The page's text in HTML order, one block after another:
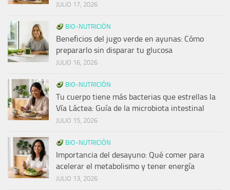
JULIO 17, 2026
BIO-NUTRICIÓN
Beneficios del jugo verde en ayunas: Cómo
prepararlo sin disparar tu glucosa
JULIO 16, 2026
BIO-NUTRICIÓN
Tu cuerpo tiene más bacterias que estrellas la
Vía Láctea: Guía de la microbiota intestinal
JULIO 15, 2026
BIO-NUTRICIÓN
Importancia del desayuno: Qué comer para
acelerar el metabolismo y tener energía
JULIO 13, 2026